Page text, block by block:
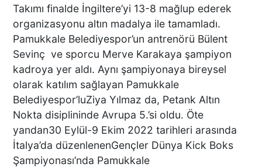
BAŞKAN ERDOĞAN, SON
SÜRAT ÜYE VE ESNAF
ZİYARETLERİNE DEVAM
EDİYOR
Macron’lu Tanıtım Filmi
Sosyal Medyayı Salladı
Takımı finalde İngiltere’yi 13-8 mağlup ederek
organizasyonu altın madalya ile tamamladı.
Pamukkale Belediyespor’un antrenörü Bülent
Sevinç ve sporcu Merve Karakaya şampiyon
kadroya yer aldı. Aynı şampiyonaya bireysel
olarak katılım sağlayan Pamukkale
Belediyespor’luZiya Yılmaz da, Petank Altın
Nokta disiplininde Avrupa 5.’si oldu. Öte
yandan30 Eylül-9 Ekim 2022 tarihleri arasında
İtalya’da düzenlenenGençler Dünya Kick Boks
Şampiyonası’nda Pamukkale